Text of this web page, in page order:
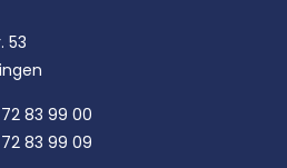
53
83 99 00
83 99 09